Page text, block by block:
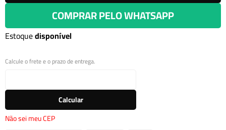
COMPRAR PELO WHATSAPP
Estoquedisponível
Calcule o frete e o prazo de entrega.
Calcular
Não sei meu CEP